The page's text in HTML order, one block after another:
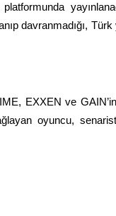
davranmadığı,
EXXEN ve
oyuncu,